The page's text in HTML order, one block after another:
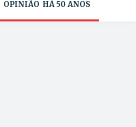
OPINIÃO HÁ 50 ANOS